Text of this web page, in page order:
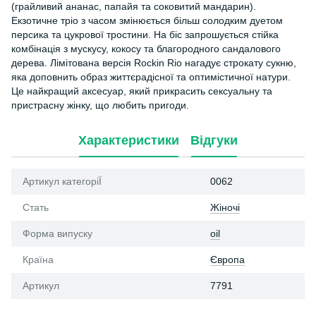
(грайливий ананас, папайя та соковитий мандарин).
Екзотичне тріо з часом змінюється більш солодким дуетом
персика та цукрової тростини. На біс запрошується стійка
комбінація з мускусу, кокосу та благородного сандалового
дерева. Лімітована версія Rockin Rio нагадує строкату сукню,
яка доповнить образ життєрадісної та оптимістичної натури.
Це найкращий аксесуар, який прикрасить сексуальну та
пристрасну жінку, що любить пригоди.
Характеристики Відгуки
Артикул категоріЇ 0062
Стать Жіночі
Форма випуску oil
Країна Європа
Артикул 7791